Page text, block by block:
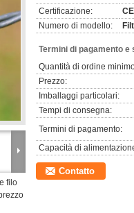
filo
Certificazione:
Numero di modello:
Termini di pagamento e
Quantità di ordine
Prezzo:
Imballaggi particolari:
Tempi di consegna:
Termini di pagamento:
Capacità di
Contatto